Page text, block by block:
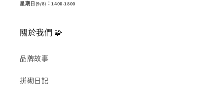
星期日(9/8)：1400-1800
關於我們 🧩
品牌故事
拼砌日記